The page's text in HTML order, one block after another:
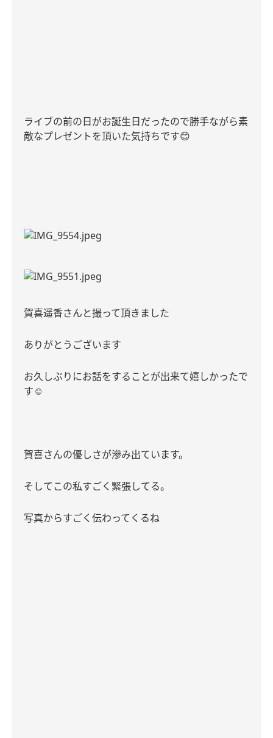
ライブの前の日がお誕生日だったので勝手ながら素
敵なプレゼントを頂いた気持ちです😊
賀喜遥香さんと撮って頂きました
ありがとうございます
お久しぶりにお話をすることが出来て嬉しかったで
す☺️
賀喜さんの優しさが滲み出ています。
そしてこの私すごく緊張してる。
写真からすごく伝わってくるね